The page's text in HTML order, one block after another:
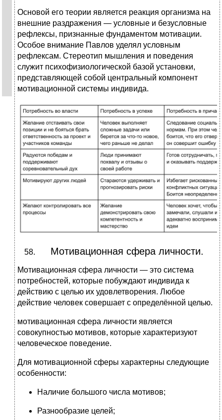
Основой его теории является реакция организма на
внешние раздражения — условные и безусловные
рефлексы, признанные фундаментом мотивации.
Особое внимание Павлов уделял условным
рефлексам. Стереотип мышления и поведения
служит психофизиологической базой установки,
представляющей собой центральный компонент
мотивационной системы индивида.
Мотивационная сфера личности.
Мотивационная сфера личности — это система
потребностей, которые побуждают индивида к
действию с целью их удовлетворения. Любое
действие человек совершает с определённой целью.
мотивационная сфера личности является
совокупностью мотивов, которые характеризуют
человеческое поведение.
Для мотивационной сферы характерны следующие
особенности:
Наличие большого числа мотивов;
Разнообразие целей;